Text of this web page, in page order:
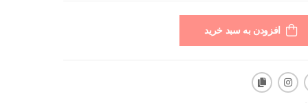
افزودن به سبد خرید